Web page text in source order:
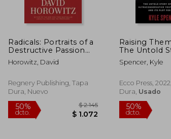
50%
dcto.
Radicals: Portraits of a
Destructive Passion
(en Inglés)
Horowitz, David
Regnery Publishing, Tapa
Dura, Nuevo
Raising
The Untold
America'S
And its Plot
(en Inglés)
Spencer, Kyle
Ecco Press,
Dura, Usado